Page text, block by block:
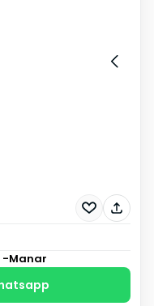
-Manar